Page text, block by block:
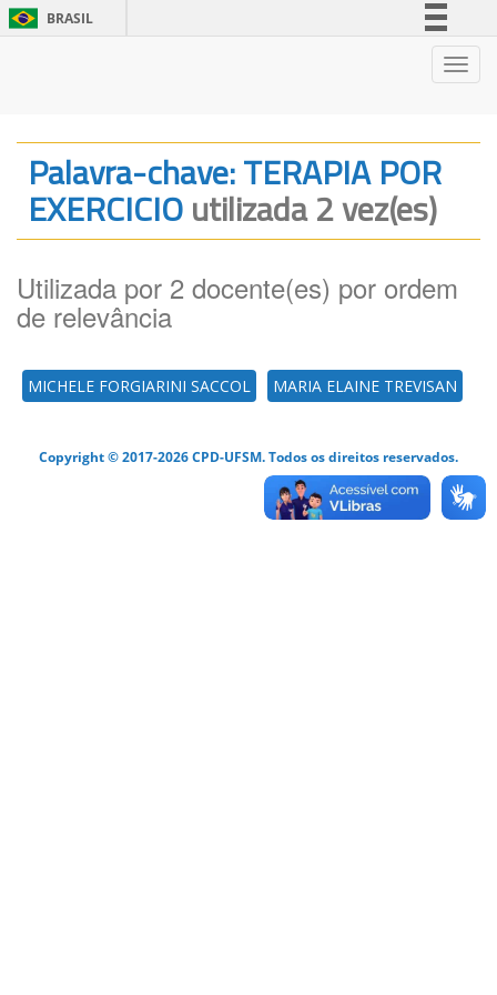
BRASIL
Legislação
Canais
Palavra-chave: TERAPIA POR
EXERCICIOutilizada 2 vez(es)
Utilizada por 2 docente(es) por ordem
de relevância
MICHELE FORGIARINI SACCOL MARIA ELAINE TREVISAN
Copyright © 2017-2026 CPD-UFSM. Todos os direitos reservados.